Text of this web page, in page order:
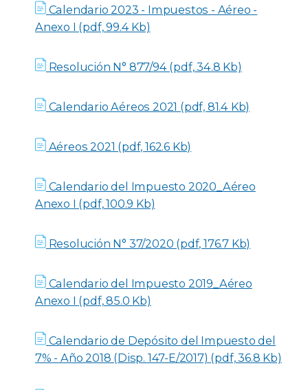
Calendario 2023 - Impuestos - Aéreo -
Anexo I (pdf, 99.4 Kb)
Resolución N° 877/94 (pdf, 34.8 Kb)
Calendario Aéreos 2021 (pdf, 81.4 Kb)
Aéreos 2021 (pdf, 162.6 Kb)
Calendario del Impuesto 2020_Aéreo
Anexo I (pdf, 100.9 Kb)
Resolución N° 37/2020 (pdf, 176.7 Kb)
Calendario del Impuesto 2019_Aéreo
Anexo I (pdf, 85.0 Kb)
Calendario de Depósito del Impuesto del
7% - Año 2018 (Disp. 147-E/2017) (pdf, 36.8 Kb)